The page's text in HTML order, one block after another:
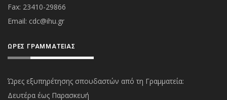
Fax: 23410-29866
Εmail: cdc@ihu.gr
ΏΡΕΣ ΓΡΑΜΜΑΤΕΊΑΣ
Ώρες εξυπηρέτησης σπουδαστών από τη Γραμματεία:
Δευτέρα έως Παρασκευή